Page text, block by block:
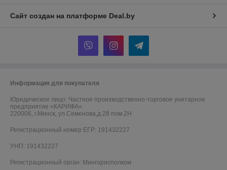
Сайт создан на платформе Deal.by
Информация для покупателя
Юридическое лицо: Частное производственно-торговое унитарное
предприятие «КАРИФА»
220006, г.Минск, ул.Семенова,д.28 пом.2Н
Регистрационный номер ЕГР: 191432227
УНП: 191432227
Регистрационный орган: Мингорисполком